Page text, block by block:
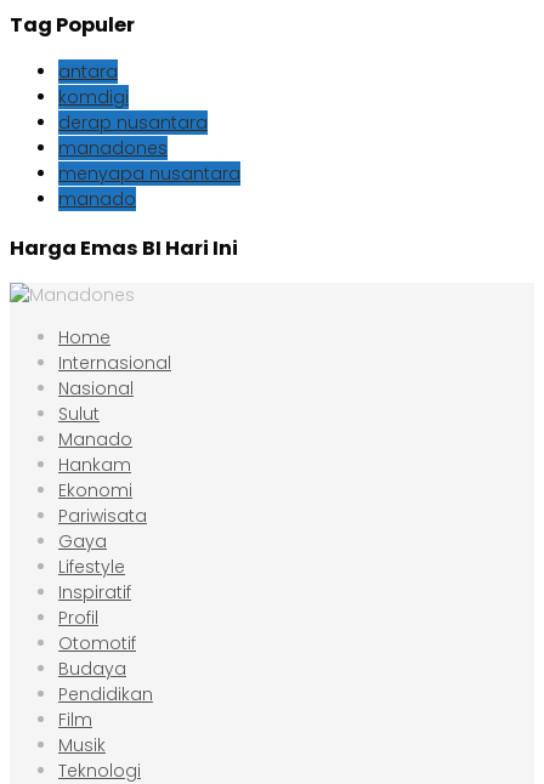
Tag Populer
antara
komdigi
derap nusantara
manadones
menyapa nusantara
manado
Harga Emas BI Hari Ini
Home
Internasional
Nasional
Sulut
Manado
Hankam
Ekonomi
Pariwisata
Gaya
Lifestyle
Inspiratif
Profil
Otomotif
Budaya
Pendidikan
Film
Musik
Teknologi